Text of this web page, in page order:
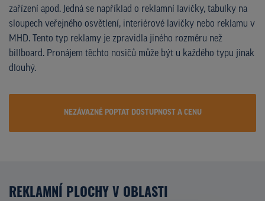
zařízení apod. Jedná se například o reklamní lavičky, tabulky na
sloupech veřejného osvětlení, interiérové lavičky nebo reklamu v
MHD. Tento typ reklamy je zpravidla jiného rozměru než
billboard. Pronájem těchto nosičů může být u každého typu jinak
dlouhý.
NEZÁVAZNĚ POPTAT DOSTUPNOST A CENU
REKLAMNÍ PLOCHY V OBLASTI